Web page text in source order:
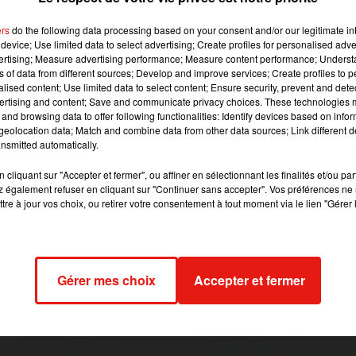
de l'Anses, qui n'a toutefois pas dévoilé les
en cause.
image:Pexels
L’agence nationale de sécurité sanitaire vient de
dans les couches jetables.Résultat, 23 types de produits
notamment du glyphosate), potentiellement cancérogènes
substances peuvent entrer dans l’urine des enfants.
concernées. Mais elle rappelle qu’en moyenne, un bébé utilise
jusqu’à ses trois ans.
au Ministère de l’Economie. Le but est de réduire voire
à parfumer ou blanchir les couches. L’été dernier, les
du doigt par une autre étude.
do the following data processing based on your consent and/or our legitimate
Use limited data to select advertising; Create profiles for personalised
Measure advertising performance; Measure content performance;
of data from different sources; Develop and improve services; Create profiles to
content; Use limited data to select content; Ensure security, prevent and
and content; Save and communicate privacy choices. These technologies
browsing data to offer following functionalities: Identify devices based on
data; Match and combine data from other data sources; Link different
automatically.
cliquant sur "Accepter et fermer", ou affiner en sélectionnant les finalités et/ou
également refuser en cliquant sur "Continuer sans accepter". Vos préférences
à jour vos choix, ou retirer votre consentement à tout moment via le lien
Gérer mes choix Accepter et fermer